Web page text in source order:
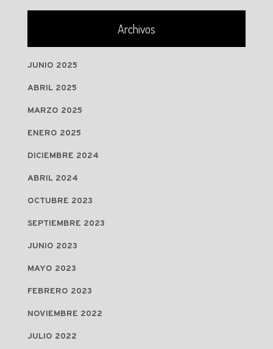
Archivos
JUNIO 2025
ABRIL 2025
MARZO 2025
ENERO 2025
DICIEMBRE 2024
ABRIL 2024
OCTUBRE 2023
SEPTIEMBRE 2023
JUNIO 2023
MAYO 2023
FEBRERO 2023
NOVIEMBRE 2022
JULIO 2022